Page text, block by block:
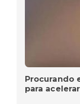
Procurando
para